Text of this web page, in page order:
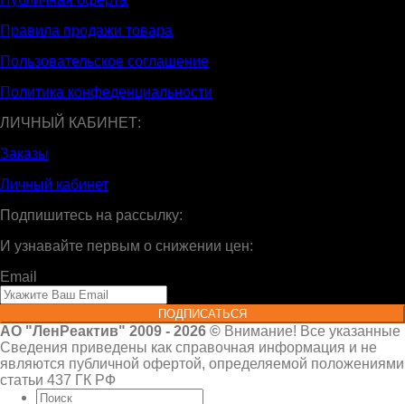
Правила продажи товара
Пользовательское соглашение
Политика конфеденциальности
ЛИЧНЫЙ КАБИНЕТ:
Заказы
Личный кабинет
Подпишитесь на рассылку:
И узнавайте первым о снижении цен:
Email
ПОДПИСАТЬСЯ
АО "ЛенРеактив" 2009 - 2026 © Внимание! Все указанные
Сведения приведены как справочная информация и не
являются публичной офертой, определяемой положениями
статьи 437 ГК РФ
Искать: